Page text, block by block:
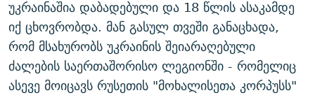
უკრაინაშია დაბადებული და 18 წლის ასაკამდე
იქ ცხოვრობდა. მან გასულ თვეში განაცხადა,
რომ მსახურობს უკრაინის შეიარაღებული
ძალების საერთაშორისო ლეგიონში - რომელიც
ასევე მოიცავს რუსეთის "მოხალისეთა კორპუსს"